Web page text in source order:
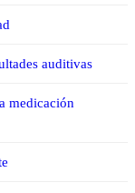
auditivas
medicación